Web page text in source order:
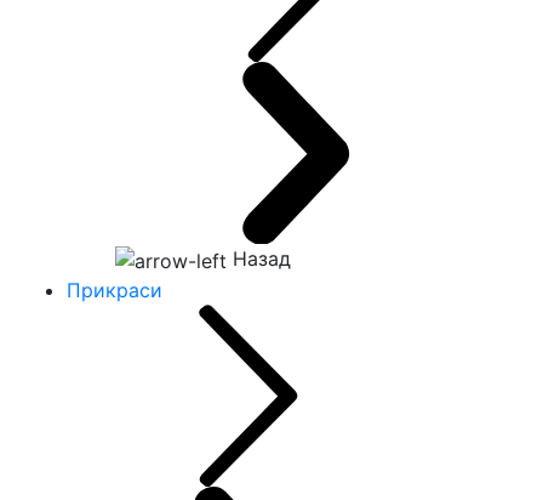
Назад
Прикраси